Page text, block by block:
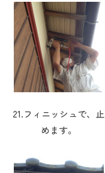
21.フィニッシュで、止
めます。